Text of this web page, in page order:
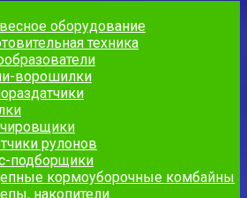
оборудование
техника
ворошилки
рулонов
подборщики
кормоуборочные комбайны
накопители